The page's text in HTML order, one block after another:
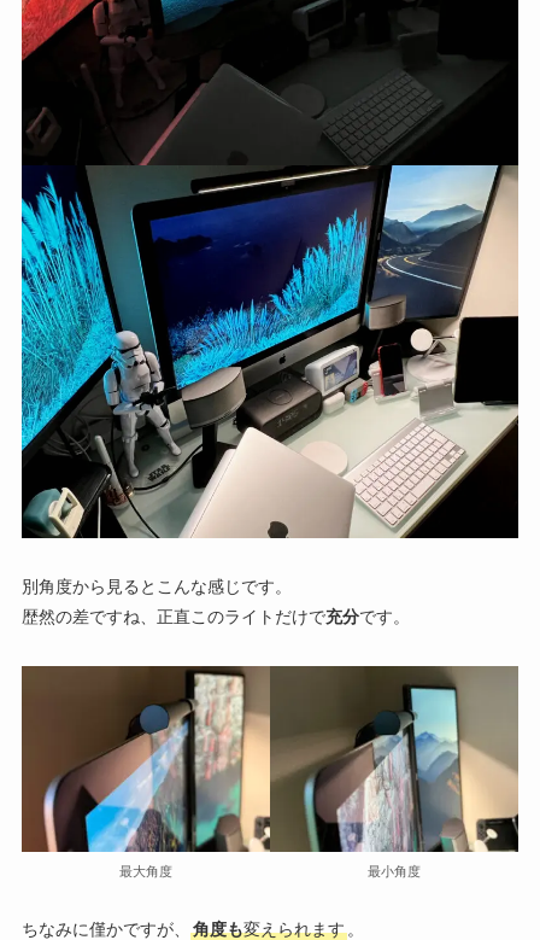
別角度から見るとこんな感じです。
歴然の差ですね、正直このライトだけで充分です。
最大角度 最小角度
ちなみに僅かですが、 角度も変えられます。